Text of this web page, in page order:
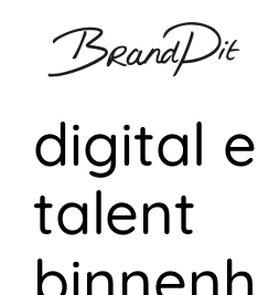
inhoud
digital
talent